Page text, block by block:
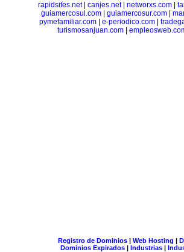
rapidsites.net| canjes.net| networxs.com|
guiamercosul.com| guiamercosur.com|
pymefamiliar.com| e-periodico.com|
turismosanjuan.com|
Registro de Dominios| Web Hosting |
Dominios Expirados | Industrias |